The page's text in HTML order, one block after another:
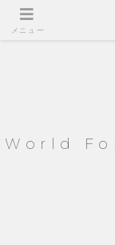
World
メニュー